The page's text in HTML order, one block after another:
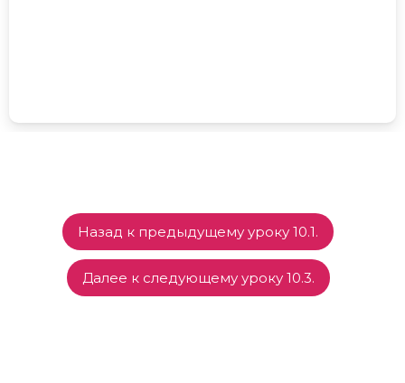
Назад к предыдущему уроку 10.1.
Далее к следующему уроку 10.3.